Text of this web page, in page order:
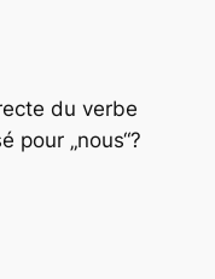
du verbe
pour „nous“?